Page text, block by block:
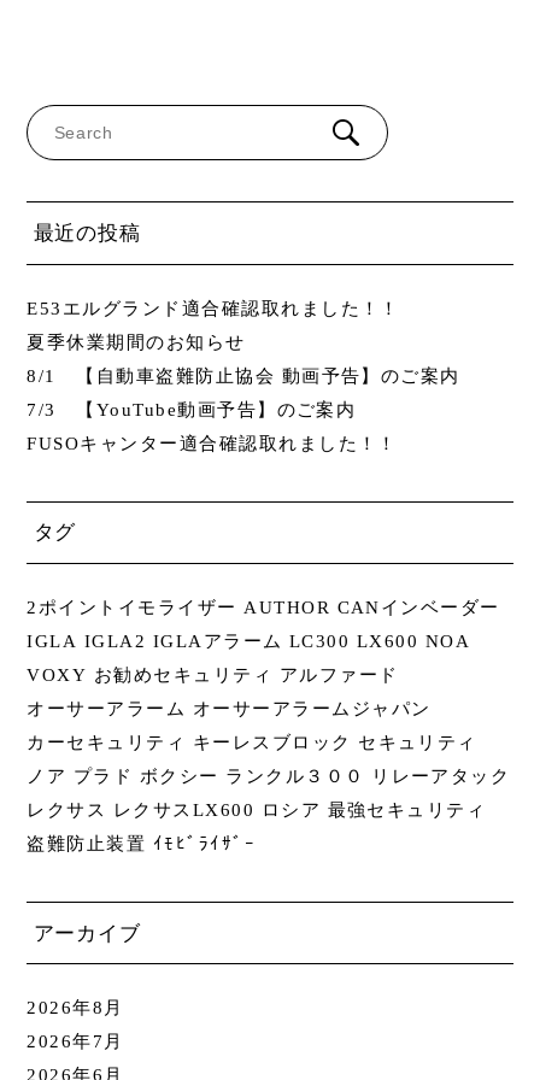
最近の投稿
E53エルグランド適合確認取れました！！
夏季休業期間のお知らせ
8/1 【自動車盗難防止協会 動画予告】のご案内
7/3 【YouTube動画予告】のご案内
FUSOキャンター適合確認取れました！！
タグ
2ポイントイモライザー AUTHOR CANインベーダー
IGLA IGLA2 IGLAアラーム LC300 LX600 NOA
VOXY お勧めセキュリティ
アルファード
オーサーアラーム
オーサーアラームジャパン
カーセキュリティ
キーレスブロック
セキュリティ
ノア プラド ボクシー ランクル３００
リレーアタック
レクサス
レクサスLX600 ロシア 最強セキュリティ
盗難防止装置 ｲﾓﾋﾞﾗｲｻﾞｰ
アーカイブ
2026年8月
2026年7月
2026年6月